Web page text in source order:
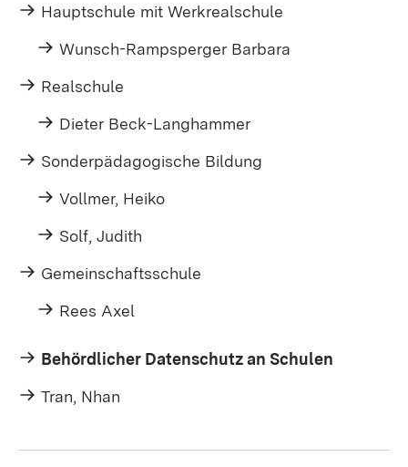
Hauptschule mit Werkrealschule
Wunsch-Rampsperger Barbara
Realschule
Dieter Beck-Langhammer
Sonderpädagogische Bildung
Vollmer, Heiko
Solf, Judith
Gemeinschaftsschule
Rees Axel
Behördlicher Datenschutz an Schulen
Tran, Nhan